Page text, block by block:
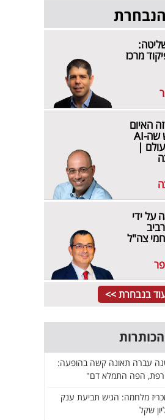
הנבחרת
מרכז
האיום
הכלכלי החדש שה-AI
|
על ידי
צה"ל
בנבחרת >>
עברה תאונה קשה בהופעה:
הפה התמלא דם"
מלחמה: הגיש תביעת ענק